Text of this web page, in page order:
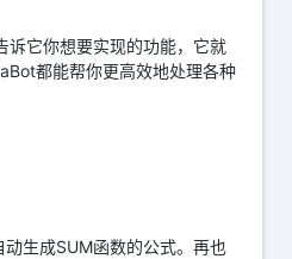
诉它你想要实现的功能，它就
都能帮你更高效地处理各种
生成SUM函数的公式。再也